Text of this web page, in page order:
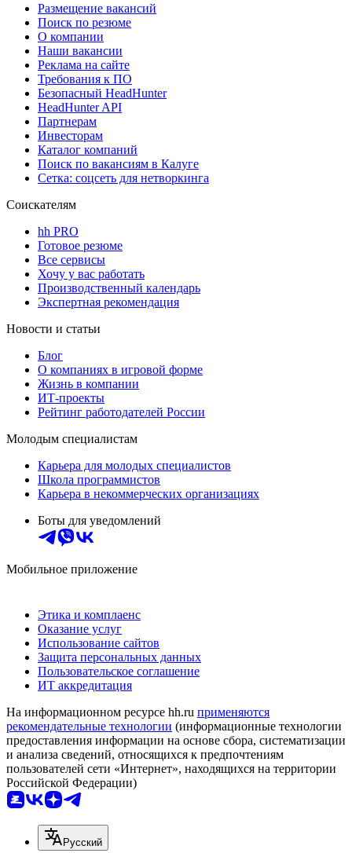
Размещение вакансий
Поиск по резюме
О компании
Наши вакансии
Реклама на сайте
Требования к ПО
Безопасный HeadHunter
HeadHunter API
Партнерам
Инвесторам
Каталог компаний
Поиск по вакансиям в Калуге
Сетка: соцсеть для нетворкинга
Соискателям
hh PRO
Готовое резюме
Все сервисы
Хочу у вас работать
Производственный календарь
Экспертная рекомендация
Новости и статьи
Блог
О компаниях в игровой форме
Жизнь в компании
ИТ-проекты
Рейтинг работодателей России
Молодым специалистам
Карьера для молодых специалистов
Школа программистов
Карьера в некоммерческих организациях
Боты для уведомлений
Мобильное приложение
Этика и комплаенс
Оказание услуг
Использование сайтов
Защита персональных данных
Пользовательское соглашение
ИТ аккредитация
На информационном ресурсе hh.ru применяются
рекомендательные технологии (информационные технологии
предоставления информации на основе сбора, систематизации
и анализа сведений, относящихся к предпочтениям
пользователей сети «Интернет», находящихся на территории
Российской Федерации)
Русский